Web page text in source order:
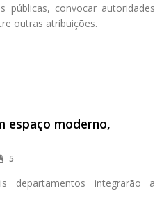
públicas, convocar autoridades
outras atribuições.
espaço moderno,
5
departamentos integrarão a